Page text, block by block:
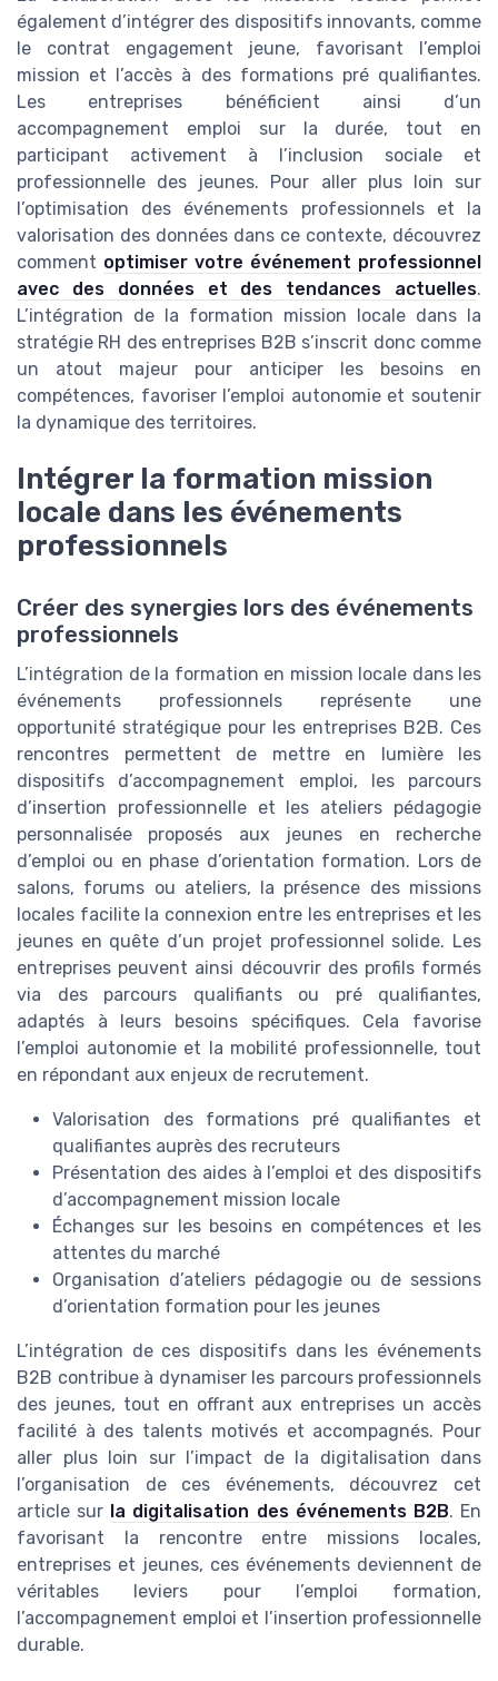
également d’intégrer des dispositifs innovants, comme
le contrat engagement jeune, favorisant l’emploi
mission et l’accès à des formations pré qualifiantes.
Les entreprises bénéficient ainsi d’un
accompagnement emploi sur la durée, tout en
participant activement à l’inclusion sociale et
professionnelle des jeunes. Pour aller plus loin sur
l’optimisation des événements professionnels et la
valorisation des données dans ce contexte, découvrez
comment optimiser votre événement professionnel
avec des données et des tendances actuelles.
L’intégration de la formation mission locale dans la
stratégie RH des entreprises B2B s’inscrit donc comme
un atout majeur pour anticiper les besoins en
compétences, favoriser l’emploi autonomie et soutenir
la dynamique des territoires.
Intégrer la formation mission
locale dans les événements
professionnels
Créer des synergies lors des événements
professionnels
L’intégration de la formation en mission locale dans les
événements professionnels représente une
opportunité stratégique pour les entreprises B2B. Ces
rencontres permettent de mettre en lumière les
dispositifs d’accompagnement emploi, les parcours
d’insertion professionnelle et les ateliers pédagogie
personnalisée proposés aux jeunes en recherche
d’emploi ou en phase d’orientation formation. Lors de
salons, forums ou ateliers, la présence des missions
locales facilite la connexion entre les entreprises et les
jeunes en quête d’un projet professionnel solide. Les
entreprises peuvent ainsi découvrir des profils formés
via des parcours qualifiants ou pré qualifiantes,
adaptés à leurs besoins spécifiques. Cela favorise
l’emploi autonomie et la mobilité professionnelle, tout
en répondant aux enjeux de recrutement.
Valorisation des formations pré qualifiantes et
qualifiantes auprès des recruteurs
Présentation des aides à l’emploi et des dispositifs
d’accompagnement mission locale
Échanges sur les besoins en compétences et les
attentes du marché
Organisation d’ateliers pédagogie ou de sessions
d’orientation formation pour les jeunes
L’intégration de ces dispositifs dans les événements
B2B contribue à dynamiser les parcours professionnels
des jeunes, tout en offrant aux entreprises un accès
facilité à des talents motivés et accompagnés. Pour
aller plus loin sur l’impact de la digitalisation dans
l’organisation de ces événements, découvrez cet
article sur la digitalisation des événements B2B. En
favorisant la rencontre entre missions locales,
entreprises et jeunes, ces événements deviennent de
véritables leviers pour l’emploi formation,
l’accompagnement emploi et l’insertion professionnelle
durable.